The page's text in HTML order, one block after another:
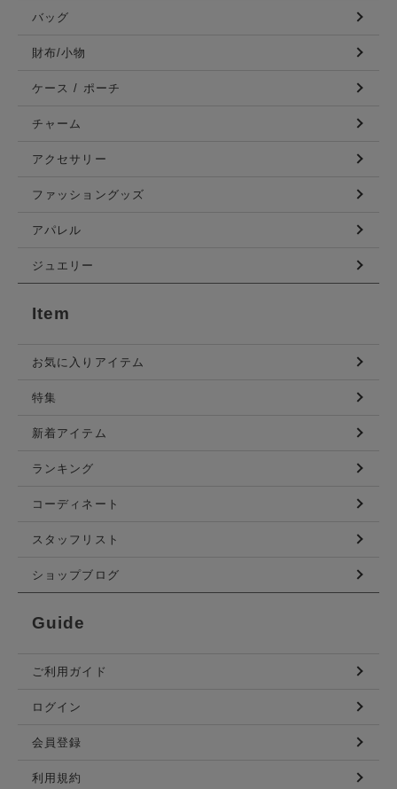
バッグ
財布/小物
ケース / ポーチ
チャーム
アクセサリー
ファッショングッズ
アパレル
ジュエリー
Item
お気に入りアイテム
特集
新着アイテム
ランキング
コーディネート
スタッフリスト
ショップブログ
Guide
ご利用ガイド
ログイン
会員登録
利用規約